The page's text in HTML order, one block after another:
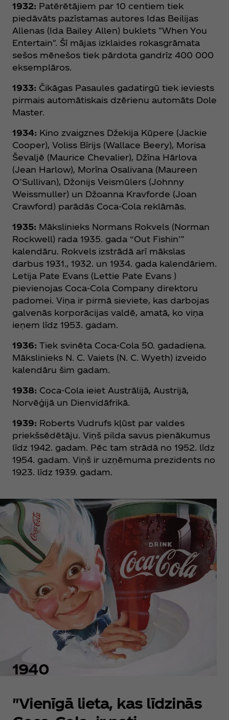
1932: Patērētājiem par 10 centiem tiek
piedāvāts pazīstamas autores Idas Beilijas
Allenas (Ida Bailey Allen) buklets "When You
Entertain". Šī mājas izklaides rokasgrāmata
sešos mēnešos tiek pārdota gandrīz 400 000
eksemplāros.
1933: Čikāgas Pasaules gadatirgū tiek ieviests
pirmais automātiskais dzērienu automāts Dole
Master.
1934: Kino zvaigznes Džekija Kūpere (Jackie
Cooper), Voliss Bīrijs (Wallace Beery), Morisa
Ševaljē (Maurice Chevalier), Džīna Hārlova
(Jean Harlow), Morīna Osalivana (Maureen
O’Sullivan), Džonijs Veismūlers (Johnny
Weissmuller) un Džoanna Kravforde (Joan
Crawford) parādās Coca‑Cola reklāmās.
1935: Mākslinieks Normans Rokvels (Norman
Rockwell) rada 1935. gada “Out Fishin'”
kalendāru. Rokvels izstrādā arī mākslas
darbus 1931., 1932. un 1934. gada kalendāriem.
Letija Pate Evans (Lettie Pate Evans )
pievienojas Coca‑Cola Company direktoru
padomei. Viņa ir pirmā sieviete, kas darbojas
galvenās korporācijas valdē, amatā, ko viņa
ieņem līdz 1953. gadam.
1936: Tiek svinēta Coca‑Cola 50. gadadiena.
Mākslinieks N. C. Vaiets (N. C. Wyeth) izveido
kalendāru šim gadam.
1938: Coca‑Cola ieiet Austrālijā, Austrijā,
Norvēģijā un Dienvidāfrikā.
1939: Roberts Vudrufs kļūst par valdes
priekšsēdētāju. Viņš pilda savus pienākumus
līdz 1942. gadam. Pēc tam strādā no 1952. līdz
1954. gadam. Viņš ir uzņēmuma prezidents no
1923. līdz 1939. gadam.
1940
"Vienīgā lieta, kas līdzinās